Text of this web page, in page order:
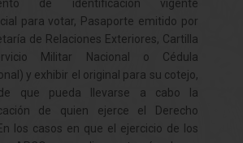
de identificación vigente
para votar, Pasaporte emitido por
de Relaciones Exteriores, Cartilla
Militar Nacional o Cédula
y exhibir el original para su cotejo,
que pueda llevarse a cabo la
de quien ejerce el Derecho
los casos en que el ejercicio de los